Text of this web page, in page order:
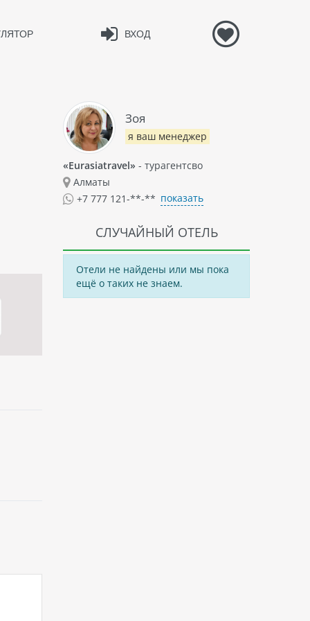
ВХОД
Зоя
я ваш менеджер
«Eurasiatravel» - турагентсво
Алматы
+7 777 121-**-** показать
СЛУЧАЙНЫЙ ОТЕЛЬ
Отели не найдены или мы пока
ещё о таких не знаем.